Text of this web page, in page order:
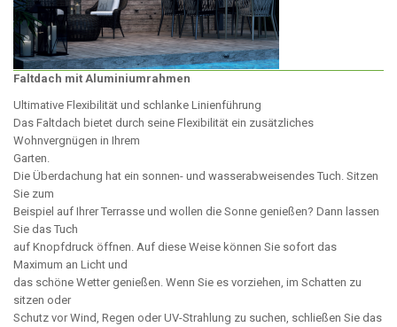
Faltdach mit Aluminiumrahmen
Ultimative Flexibilität und schlanke Linienführung
Das Faltdach bietet durch seine Flexibilität ein zusätzliches
Wohnvergnügen in Ihrem
Garten.
Die Überdachung hat ein sonnen- und wasserabweisendes Tuch. Sitzen
Sie zum
Beispiel auf Ihrer Terrasse und wollen die Sonne genießen? Dann lassen
Sie das Tuch
auf Knopfdruck öffnen. Auf diese Weise können Sie sofort das
Maximum an Licht und
das schöne Wetter genießen. Wenn Sie es vorziehen, im Schatten zu
sitzen oder
Schutz vor Wind, Regen oder UV-Strahlung zu suchen, schließen Sie das